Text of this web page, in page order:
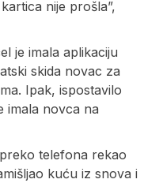
nije prošla”,
je imala aplikaciju
skida novac za
Ipak, ispostavilo
imala novca na
telefona rekao
kuću iz snova i